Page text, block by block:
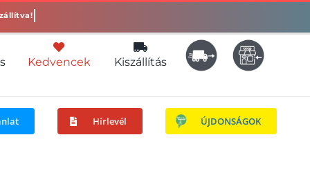
Kedvencek Kiszállítás
Hírlevél ÚJDONSÁGOK